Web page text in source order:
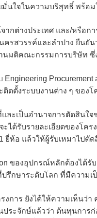
มั่นใจในความบริสุทธิ์ พร้
กต่างประเทศ และ/หรือก
รสวรรค์และลำปาง ยืนยั
นมติคณะกรรมการบริษัท ซึ่
Procurement
ดตั้งระบบงานต่าง ๆ ของ
ละเป็นอำนาจการตัดสินใ
ะได้รับรายละเอียดของโ
ห้อ แล้วให้ผู้รับเหมาไปตัด
ของอุปกรณ์หลักต้องได้
ปรึกษาระดับโลก ที่มีความ
การ ยังได้ให้ความเห็นว่า
ประจักษ์แล้วว่า ต้นทุนการ